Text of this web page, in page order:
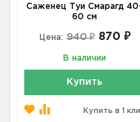
Саженец Туи Смарагд
60 см
Цена: 940 ₽ 870 ₽
В наличии
Купить
Купить в 1